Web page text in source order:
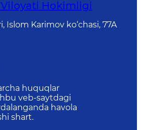
Vilоyati Hоkimligi
Islom Karimov ko‘chаsi, 77A
huquqlar
veb-saytdagi
havola
shart.